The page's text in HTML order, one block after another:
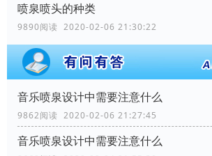
喷泉喷头的种类
9890阅读 2020-02-06 21:30:22
音乐喷泉设计中需要注意什么
9862阅读 2020-02-06 21:27:45
音乐喷泉设计中需要注意什么